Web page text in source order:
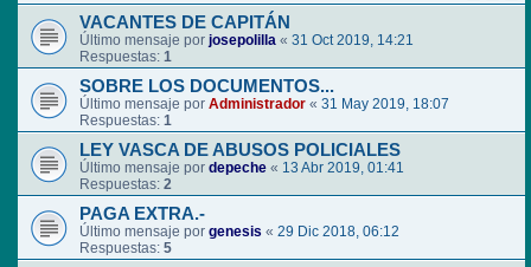
VACANTES DE CAPITÁN
Último mensaje por josepolilla « 31 Oct 2019, 14:21
Respuestas: 1
SOBRE LOS DOCUMENTOS...
Último mensaje por Administrador « 31 May 2019, 18:07
Respuestas: 1
LEY VASCA DE ABUSOS POLICIALES
Último mensaje por depeche « 13 Abr 2019, 01:41
Respuestas: 2
PAGA EXTRA.-
Último mensaje por genesis « 29 Dic 2018, 06:12
Respuestas: 5